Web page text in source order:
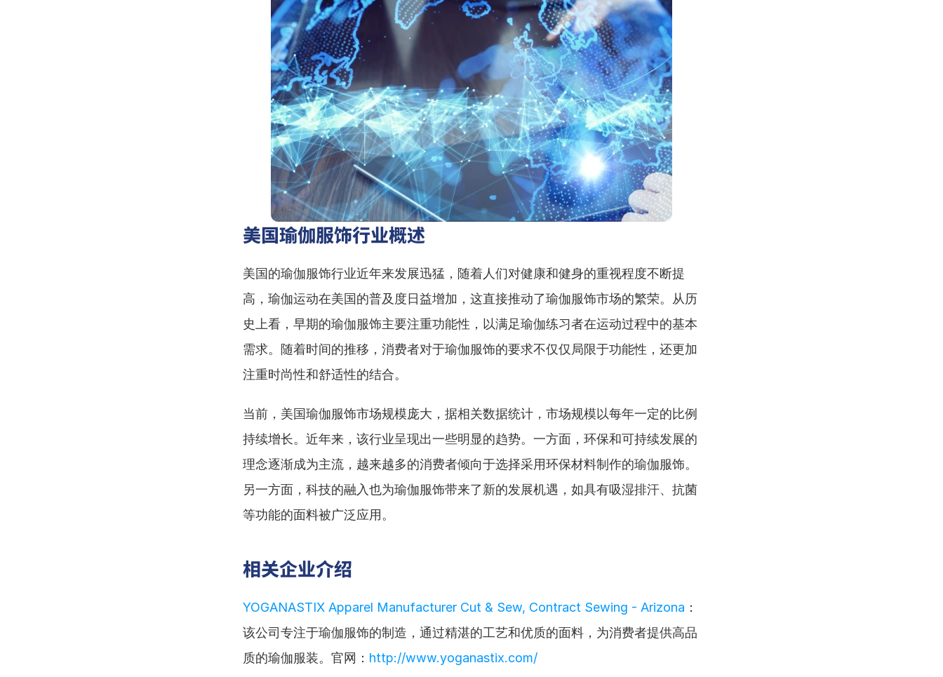
美国瑜伽服饰行业概述
美国的瑜伽服饰行业近年来发展迅猛，随着人们对健康和健身的重视程度不断提
高，瑜伽运动在美国的普及度日益增加，这直接推动了瑜伽服饰市场的繁荣。从历
史上看，早期的瑜伽服饰主要注重功能性，以满足瑜伽练习者在运动过程中的基本
需求。随着时间的推移，消费者对于瑜伽服饰的要求不仅仅局限于功能性，还更加
注重时尚性和舒适性的结合。
当前，美国瑜伽服饰市场规模庞大，据相关数据统计，市场规模以每年一定的比例
持续增长。近年来，该行业呈现出一些明显的趋势。一方面，环保和可持续发展的
理念逐渐成为主流，越来越多的消费者倾向于选择采用环保材料制作的瑜伽服饰。
另一方面，科技的融入也为瑜伽服饰带来了新的发展机遇，如具有吸湿排汗、抗菌
等功能的面料被广泛应用。
相关企业介绍
YOGANASTIX Apparel Manufacturer Cut & Sew, Contract Sewing - Arizona ：
该公司专注于瑜伽服饰的制造，通过精湛的工艺和优质的面料，为消费者提供高品
质的瑜伽服装。官网： http://www.yoganastix.com/